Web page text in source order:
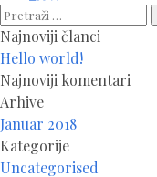
članaka
Pretraga:
Najnoviji članci
Hello world!
Najnoviji komentari
Arhive
Januar 2018
Kategorije
Uncategorised